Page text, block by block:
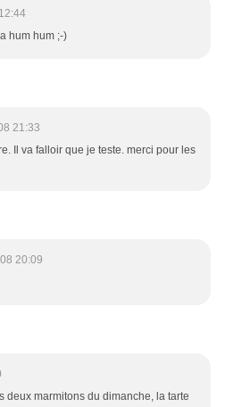
hum hum ;-)
21:33
Il va falloir que je teste. merci pour les
20:09
deux marmitons du dimanche, la tarte